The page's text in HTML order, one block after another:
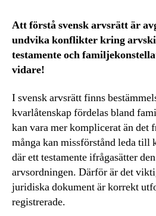
Att förstå svensk arvsrätt är
undvika konflikter kring
testamente och
vidare!
I svensk arvsrätt finns
kvarlåtenskap fördelas bland
kan vara mer komplicerat än det
många kan missförstånd leda
där ett testamente ifrågasätter
arvsordningen. Därför är det
juridiska dokument är korrekt
registrerade.